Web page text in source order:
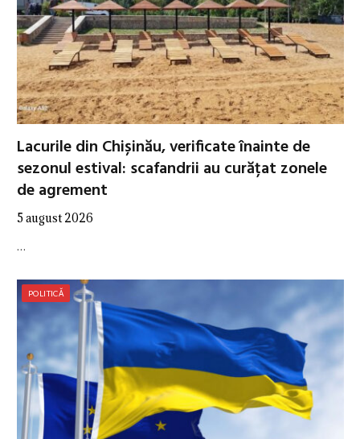
Lacurile din Chișinău, verificate înainte de
sezonul estival: scafandrii au curățat zonele
de agrement
5 august 2026
…
POLITICĂ